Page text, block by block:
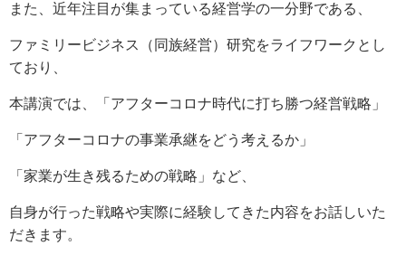
また、近年注目が集まっている経営学の一分野である、
ファミリービジネス（同族経営）研究をライフワークとし
ており、
本講演では、「アフターコロナ時代に打ち勝つ経営戦略」
「アフターコロナの事業承継をどう考えるか」
「家業が生き残るための戦略」など、
自身が行った戦略や実際に経験してきた内容をお話しいた
だきます。